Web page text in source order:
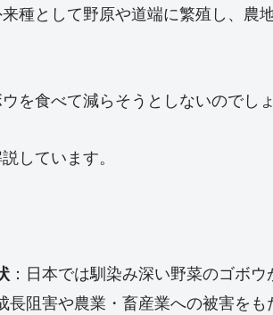
種として野原や道端に繁殖し、農
を食べて減らそうとしないのでしょ
しています。
：日本では馴染み深い野菜のゴボ
長阻害や農業・畜産業への被害をも